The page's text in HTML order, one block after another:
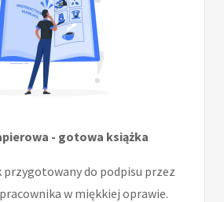
- gotowa książka
do podpisu przez
w miękkiej oprawie.